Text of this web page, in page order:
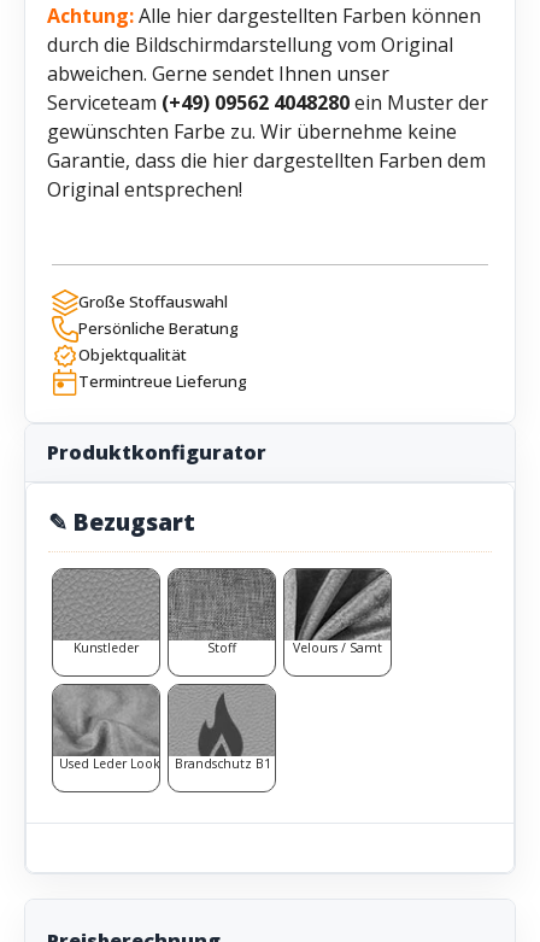
Achtung:Alle hier dargestellten Farben können
durch die Bildschirmdarstellung vom Original
abweichen. Gerne sendet Ihnen unser
Serviceteam (+49) 09562 4048280ein Muster der
gewünschten Farbe zu. Wir übernehme keine
Garantie, dass die hier dargestellten Farben dem
Original entsprechen!
Große Stoffauswahl
Persönliche Beratung
Objektqualität
Termintreue Lieferung
Produktkonfigurator
✎ Bezugsart
Kunstleder Stoff Velours / Samt
Used Leder Look Brandschutz B1